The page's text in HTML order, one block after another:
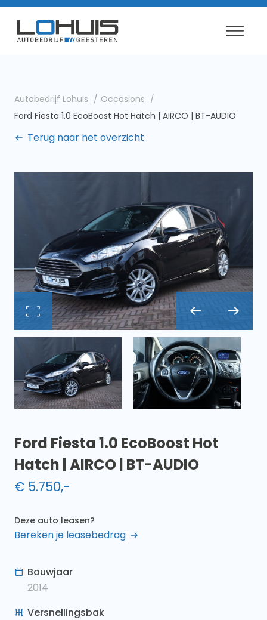
Terug naar het overzicht
Autobedrijf Lohuis
Occasions
Ford Fiesta 1.0 EcoBoost Hot Hatch | AIRCO | BT-AUDIO
Ford Fiesta 1.0 EcoBoost Hot
Hatch | AIRCO | BT-AUDIO
€ 5.750,-
Deze auto leasen?
Bereken je leasebedrag
Bouwjaar
2014
Versnellingsbak